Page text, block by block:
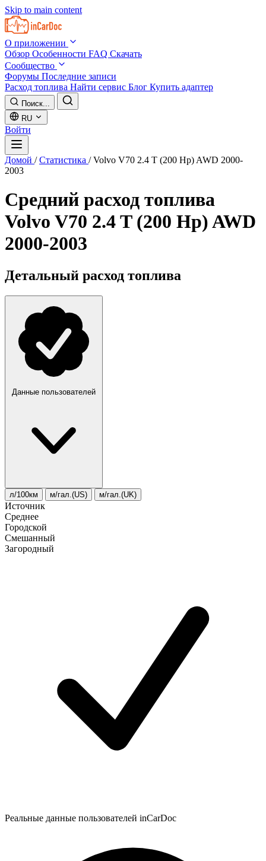
Skip to main content
О приложении
Обзор Особенности FAQ Скачать
Сообщество
Форумы Последние записи
Расход топлива Найти сервис Блог Купить адаптер
Поиск...
RU
Войти
Домой / Статистика / Volvo V70 2.4 T (200 Hp) AWD 2000-
2003
Средний расход топлива
Volvo V70 2.4 T (200 Hp) AWD
2000-2003
Детальный расход топлива
Данные пользователей
л/100км м/гал.(US) м/гал.(UK)
Источник
Среднее
Городской
Смешанный
Загородный
Реальные данные пользователей inCarDoc